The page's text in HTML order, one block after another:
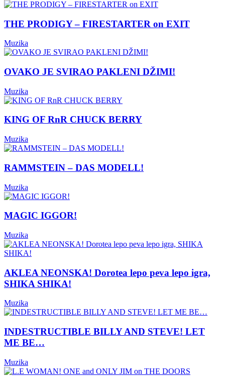
THE PRODIGY – FIRESTARTER on EXIT
Muzika
OVAKO JE SVIRAO PAKLENI DŽIMI!
Muzika
KING OF RnR CHUCK BERRY
Muzika
RAMMSTEIN – DAS MODELL!
Muzika
MAGIC IGGOR!
Muzika
AKLEA NEONSKA! Dorotea lepo peva lepo igra,
SHIKA SHIKA!
Muzika
INDESTRUCTIBLE BILLY AND STEVE! LET
ME BE…
Muzika